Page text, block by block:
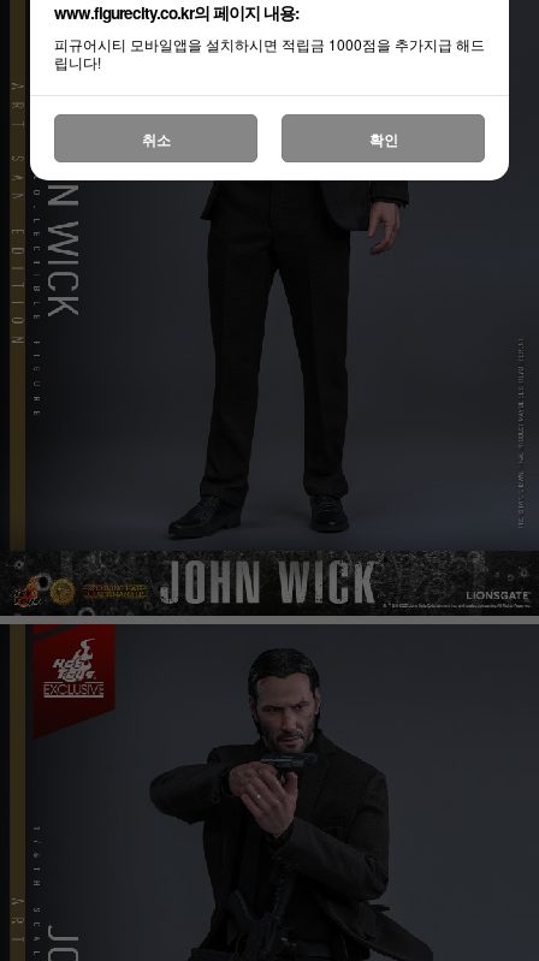
www.figurecity.co.kr의 페이지 내용:
피규어시티 모바일앱을 설치하시면 적립금 1000점을 추가지급 해드
립니다!
취소 확인